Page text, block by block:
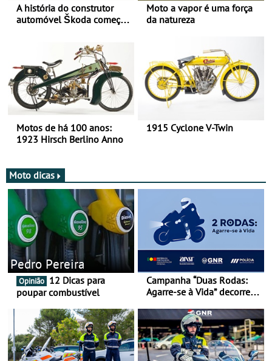
A história do construtor
automóvel Škoda começou
Moto a vapor é uma força
da natureza
Motos de há 100 anos:
1923 Hirsch Berlino Anno
1915 Cyclone V-Twin
Moto dicas
Pedro Pereira
Opinião
poupar combustível
Campanha “Duas Rodas:
Agarre-se à Vida” decorre